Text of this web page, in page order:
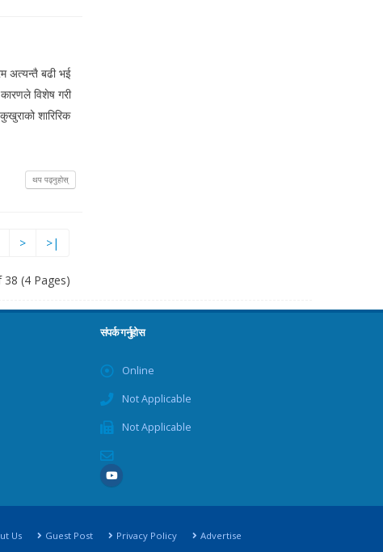
अत्यन्तै बढी भई
विशेष गरी
शारिरिक
थप पढ्नुहोस्
> >|
(4 Pages)
संपर्क गर्नुहोस
Online
Not Applicable
Not Applicable
Us Guest Post Privacy Policy Advertise